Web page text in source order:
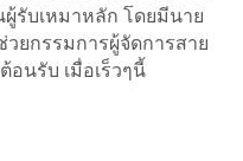
ผู้รับเหมาหลัก โดยมีนาย
ยกรรมการผู้จัดการสาย
นรับ เมื่อเร็วๆนี้